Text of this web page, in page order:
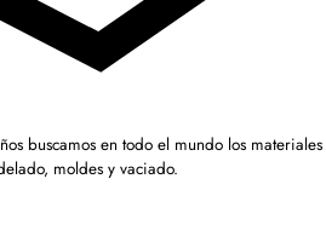
buscamos en todo el mundo los
moldes y vaciado.